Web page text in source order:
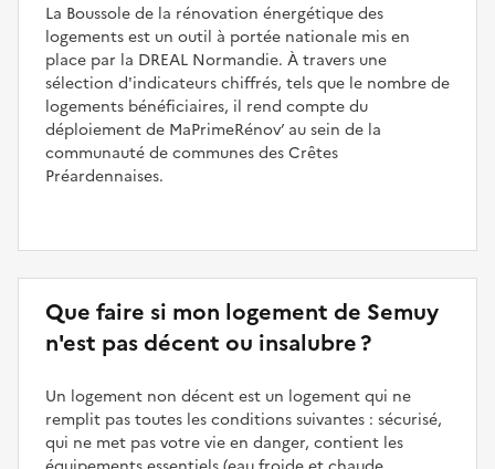
La Boussole de la rénovation énergétique des
logements est un outil à portée nationale mis en
place par la DREAL Normandie. À travers une
sélection d'indicateurs chiffrés, tels que le nombre de
logements bénéficiaires, il rend compte du
déploiement de MaPrimeRénov’ au sein de la
communauté de communes des Crêtes
Préardennaises.
Que faire si mon logement de Semuy
n'est pas décent ou insalubre ?
Un logement non décent est un logement qui ne
remplit pas toutes les conditions suivantes : sécurisé,
qui ne met pas votre vie en danger, contient les